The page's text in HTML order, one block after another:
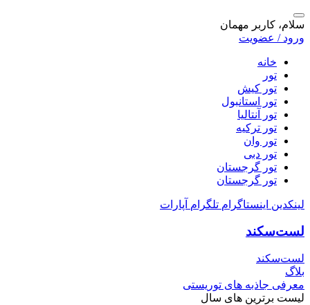
سلام، کاربر مهمان
ورود / عضویت
خانه
تور
تور کیش
تور استانبول
تور آنتالیا
تور ترکیه
تور وان
تور دبی
تور گرجستان
تور گرجستان
لینکدین اینستاگرام تلگرام آپارات
لست‌سکند
لست‌سکند
بلاگ
معرفی جاذبه های توریستی
لیست برترین های سال